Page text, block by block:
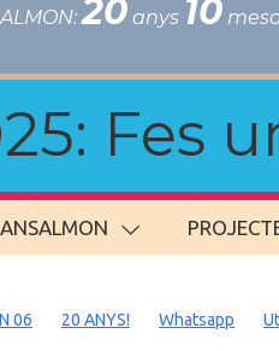
20anys 10
Fes
06 20 ANYS! Whatsapp